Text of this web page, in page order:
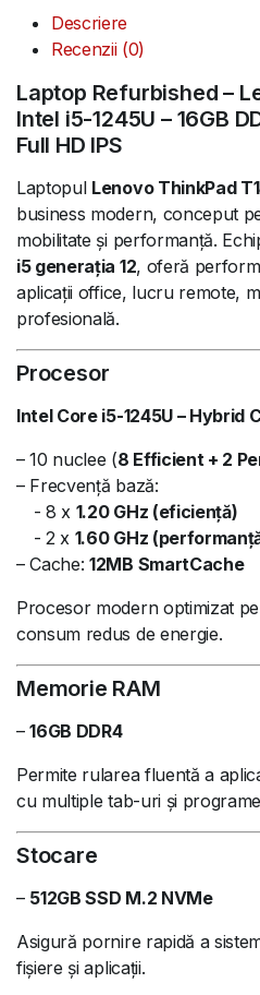
Descriere
Recenzii (0)
Laptop Refurbished –
Intel i5-1245U – 16GB
Full HD IPS
Laptopul Lenovo ThinkPad
business modern, conceput
mobilitate și performanță.
i5 generația 12, oferă
aplicații office, lucru remote,
profesională.
Procesor
Intel Core i5-1245U – Hybrid
– 10 nuclee (8 Efficient + 2
– Frecvență bază:
- 8 x 1.20 GHz (eficiență)
- 2 x 1.60 GHz
– Cache:12MB SmartCache
Procesor modern optimizat
consum redus de energie.
Memorie RAM
–16GB DDR4
Permite rularea fluentă a
cu multiple tab-uri și
Stocare
– 512GB SSD M.2 NVMe
Asigură pornire rapidă a
fișiere și aplicații.